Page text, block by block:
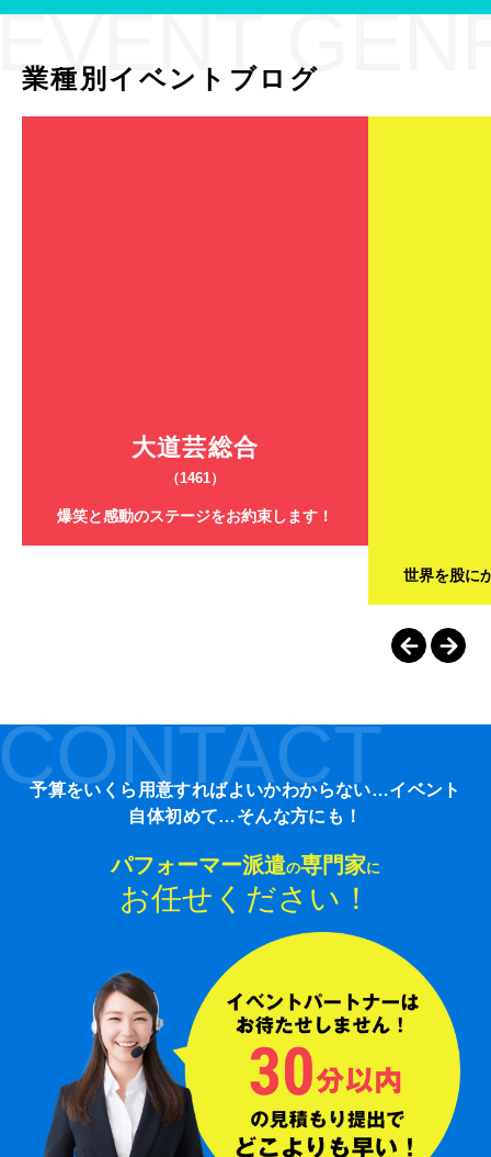
業種別イベントブログ
大道芸総合
（1461）
爆笑と感動のステージをお約束します！
世界を股に
予算をいくら用意すればよいかわからない…イベント
自体初めて…そんな方にも！
パフォーマー派遣の専門家に
お任せください！